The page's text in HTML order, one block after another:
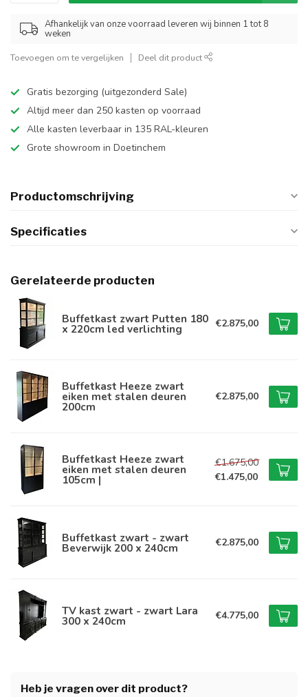
Afhankelijk van onze voorraad leveren wij binnen 1 tot 8
weken
Toevoegen om te vergelijken Deel dit product
Gratis bezorging (uitgezonderd Sale)
Altijd meer dan 250 kasten op voorraad
Alle kasten leverbaar in 135 RAL-kleuren
Grote showroom in Doetinchem
Productomschrijving
Specificaties
Gerelateerde producten
Buffetkast zwart Putten 180
x 220cm led verlichting €2.875,00
Buffetkast Heeze zwart
eiken met stalen deuren
200cm
€2.875,00
Buffetkast Heeze zwart
eiken met stalen deuren
105cm |
€1.675,00
€1.475,00
Buffetkast zwart - zwart
Beverwijk 200 x 240cm €2.875,00
TV kast zwart - zwart Lara
300 x 240cm €4.775,00
Heb je vragen over dit product?